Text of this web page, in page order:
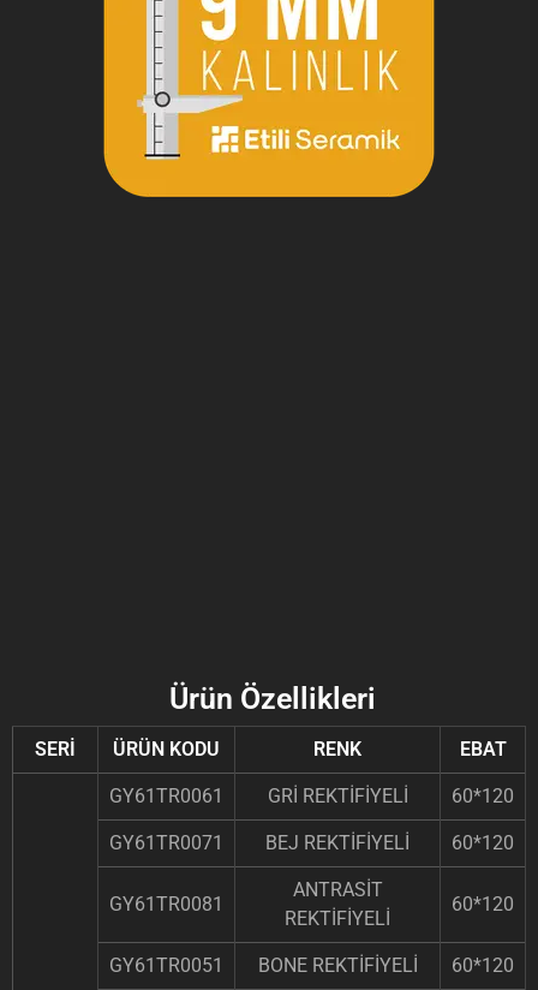
Ürün Özellikleri
SERİ ÜRÜN KODU RENK EBAT
GY61TR0061 GRİ REKTİFİYELİ 60*120
GY61TR0071 BEJ REKTİFİYELİ 60*120
GY61TR0081
ANTRASİT
REKTİFİYELİ
60*120
GY61TR0051 BONE REKTİFİYELİ 60*120